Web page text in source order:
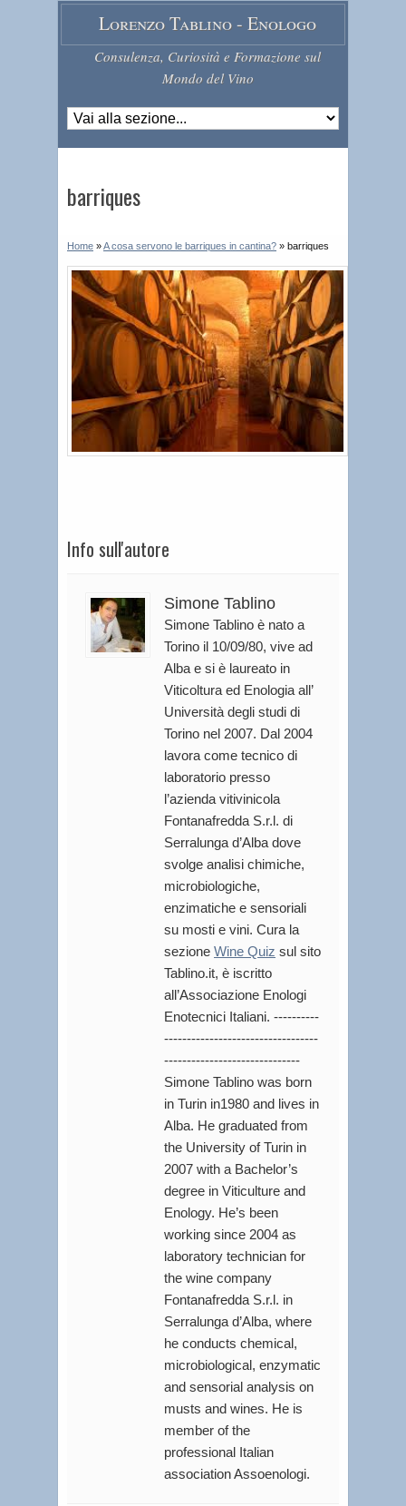
Lorenzo Tablino - Enologo
Consulenza, Curiosità e Formazione sul
Mondo del Vino
barriques
Home »A cosa servono le barriques in cantina? » barriques
Info sull'autore
Simone Tablino
Simone Tablino è nato a
Torino il 10/09/80, vive ad
Alba e si è laureato in
Viticoltura ed Enologia all’
Università degli studi di
Torino nel 2007. Dal 2004
lavora come tecnico di
laboratorio presso
l’azienda vitivinicola
Fontanafredda S.r.l. di
Serralunga d’Alba dove
svolge analisi chimiche,
microbiologiche,
enzimatiche e sensoriali
su mosti e vini. Cura la
sezione Wine Quiz sul sito
Tablino.it, è iscritto
all’Associazione Enologi
Enotecnici Italiani. ----------
----------------------------------
------------------------------
Simone Tablino was born
in Turin in1980 and lives in
Alba. He graduated from
the University of Turin in
2007 with a Bachelor’s
degree in Viticulture and
Enology. He’s been
working since 2004 as
laboratory technician for
the wine company
Fontanafredda S.r.l. in
Serralunga d’Alba, where
he conducts chemical,
microbiological, enzymatic
and sensorial analysis on
musts and wines. He is
member of the
professional Italian
association Assoenologi.